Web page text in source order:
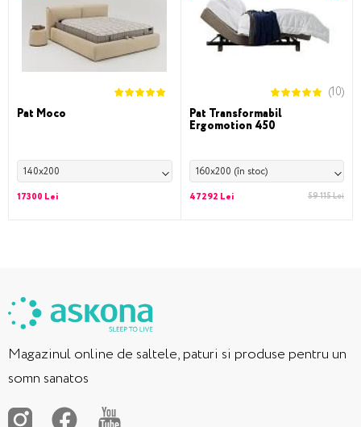
Pat Moco
140x200
17300 Lei
(10)
Pat Transformabil
Ergomotion 450
160x200 (în stoc)
47292 Lei 59 115 Lei
Magazinul online de saltele, paturi si produse pentru un
somn sanatos